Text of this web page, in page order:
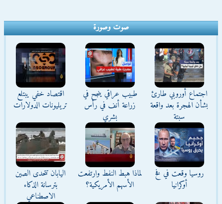
صوت وصورة
اجتماع أوروبي طارئ
بشأن الهجرة بعد واقعة
سبتة
طبيب عراقي ينجح في
زراعة أنف في رأس
بشري
اقتصاد خفي يبتلع
تريليونات الدولارات
روسيا وقعت في فخ
أوكرانيا
لماذا هبط النفط وارتفعت
الأسهم الأمريكية؟
اليابان تتحدى الصين
بترسانة الذكاء
الاصطناعي